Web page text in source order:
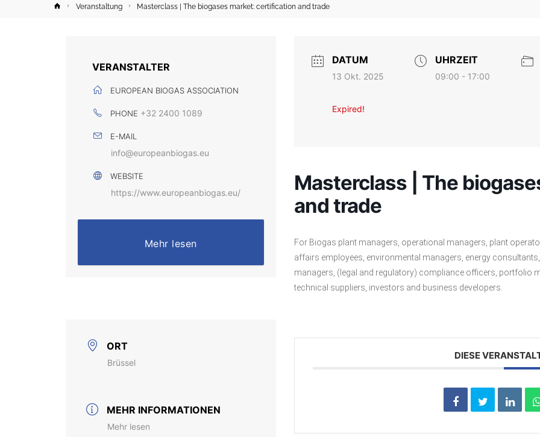
HomeVeranstaltung Masterclass | The biogases market: certification and trade
VERANSTALTER
EUROPEAN BIOGAS ASSOCIATION
PHONE +32 2400 1089
E-MAIL
info@europeanbiogas.eu
WEBSITE
https://www.europeanbiogas.eu/
Mehr lesen
ORT
Brüssel
MEHR INFORMATIONEN
Mehr lesen
DATUM
13 Okt. 2025
Expired!
UHRZEIT
09:00 - 17:00
Masterclass | The
and trade
For Biogas plant managers, operational managers, plant
affairs employees, environmental managers, energy
managers, (legal and regulatory) compliance officers, portfolio
technical suppliers, investors and business developers.
DIESE